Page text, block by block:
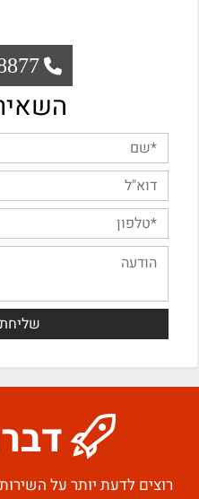
רוצים לדעת יותר על